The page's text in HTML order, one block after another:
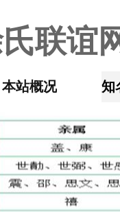
联谊
本站概况 知